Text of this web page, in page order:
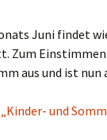
Denkmal
Juni findet
Zum Einstimmen
aus und ist
und